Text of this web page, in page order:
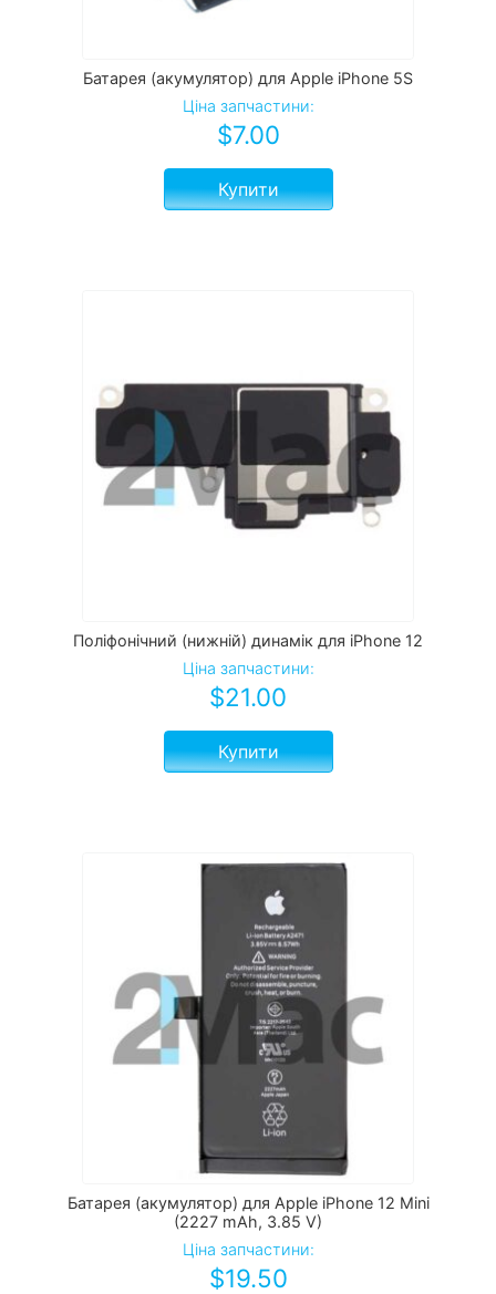
Батарея (акумулятор) для Apple iPhone 5S
Ціна запчастини:
$7.00
Купити
Поліфонічний (нижній) динамік для iPhone 12
Ціна запчастини:
$21.00
Купити
Батарея (акумулятор) для Apple iPhone 12 Mini
(2227 mAh, 3.85 V)
Ціна запчастини:
$19.50